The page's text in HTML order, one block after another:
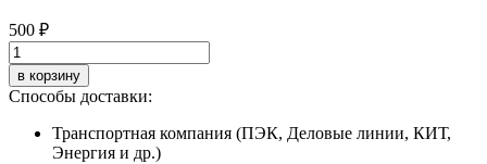
500 ₽
в корзину
Способы доставки:
Транспортная компания (ПЭК, Деловые линии, КИТ,
Энергия и др.)